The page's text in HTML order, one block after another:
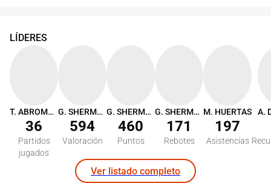
LÍDERES
T. ABROMAITIS
36
Partidos
jugados
G. SHERMADINI
594
Valoración
G. SHERMADINI
460
Puntos
G. SHERMADINI
171
Rebotes
M. HUERTAS
197
Asistencias
Ver listado completo